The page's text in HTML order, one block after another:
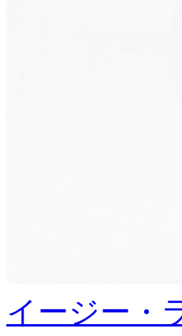
イージー・